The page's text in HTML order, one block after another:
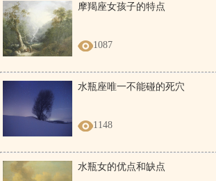
摩羯座女孩子的特点
1087
水瓶座唯一不能碰的死穴
1148
水瓶女的优点和缺点